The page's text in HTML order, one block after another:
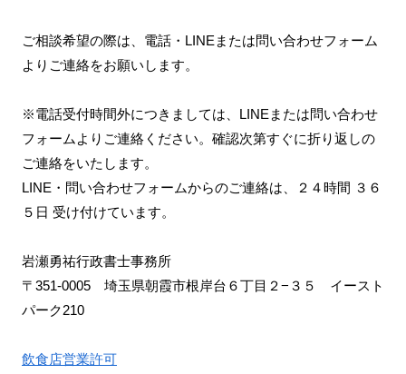
ご相談希望の際は、電話・LINEまたは問い合わせフォーム
よりご連絡をお願いします。
※電話受付時間外につきましては、LINEまたは問い合わせ
フォームよりご連絡ください。確認次第すぐに折り返しの
ご連絡をいたします。
LINE・問い合わせフォームからのご連絡は、２４時間 ３６
５日 受け付けています。
岩瀬勇祐行政書士事務所
〒351-0005 埼玉県朝霞市根岸台６丁目２−３５ イースト
パーク210
飲食店営業許可